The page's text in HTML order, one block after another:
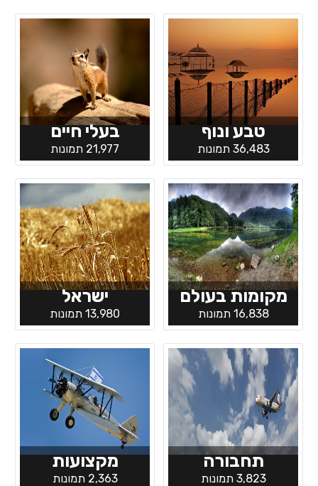
טבע ונוף
36,483 תמונות
בעלי חיים
21,977 תמונות
מקומות בעולם
16,838 תמונות
ישראל
13,980 תמונות
תחבורה
3,823 תמונות
מקצועות
2,363 תמונות